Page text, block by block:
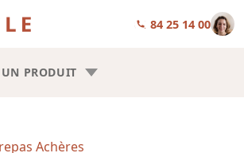
01 84 25 14 00
PRODUIT
Achères